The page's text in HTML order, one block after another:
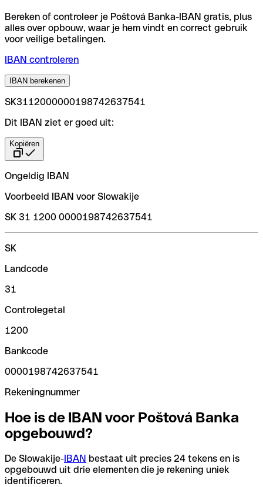
Bereken of controleer je Poštová Banka-IBAN gratis, plus
alles over opbouw, waar je hem vindt en correct gebruik
voor veilige betalingen.
IBAN controleren
IBAN berekenen
SK3112000000198742637541
Dit IBAN ziet er goed uit:
Kopiëren
Ongeldig IBAN
Voorbeeld IBAN voor Slowakije
SK 31 1200 0000198742637541
SK
Landcode
31
Controlegetal
1200
Bankcode
0000198742637541
Rekeningnummer
Hoe is de IBAN voor Poštová Banka
opgebouwd?
De Slowakije-IBAN bestaat uit precies 24 tekens en is
opgebouwd uit drie elementen die je rekening uniek
identificeren.